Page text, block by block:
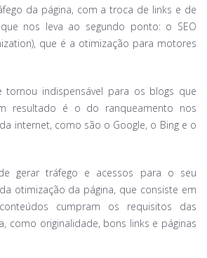
da página, com a troca de links e de
nos leva ao segundo ponto: o SEO
que é a otimização para motores
indispensável para os blogs que
resultado é o do ranqueamento nos
internet, como são o Google, o Bing e o
gerar tráfego e acessos para o seu
otimização da página, que consiste em
cumpram os requisitos das
como originalidade, bons links e páginas